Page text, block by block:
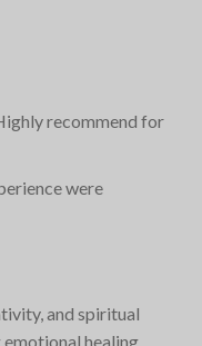
recommend for
were
and spiritual
healing,